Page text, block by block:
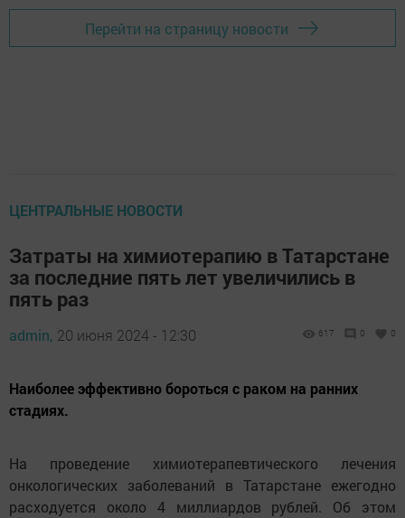
Перейти на страницу новости
ЦЕНТРАЛЬНЫЕ НОВОСТИ
Затраты на химиотерапию в Татарстане
за последние пять лет увеличились в
пять раз
admin, 20 июня 2024 - 12:30 617 0 0
Наиболее эффективно бороться с раком на ранних
стадиях.
На проведение химиотерапевтического лечения
онкологических заболеваний в Татарстане ежегодно
расходуется около 4 миллиардов рублей. Об этом